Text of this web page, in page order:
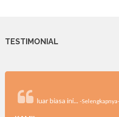
TESTIMONIAL
luar biasa ini... -Selengkapnya-